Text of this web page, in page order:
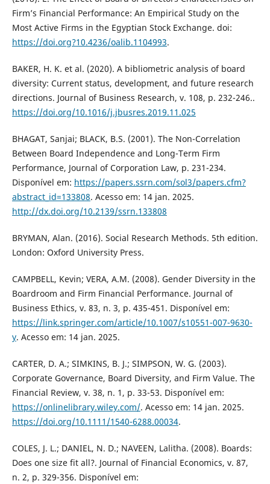
Firm’s Financial Performance: An Empirical Study on the
Most Active Firms in the Egyptian Stock Exchange. doi:
https://doi.org?10.4236/oalib.1104993.
BAKER, H. K. et al. (2020). A bibliometric analysis of board
diversity: Current status, development, and future research
directions. Journal of Business Research, v. 108, p. 232-246..
https://doi.org/10.1016/j.jbusres.2019.11.025
BHAGAT, Sanjai; BLACK, B.S. (2001). The Non-Correlation
Between Board Independence and Long-Term Firm
Performance, Journal of Corporation Law, p. 231-234.
Disponível em: https://papers.ssrn.com/sol3/papers.cfm?
abstract_id=133808. Acesso em: 14 jan. 2025.
http://dx.doi.org/10.2139/ssrn.133808
BRYMAN, Alan. (2016). Social Research Methods. 5th edition.
London: Oxford University Press.
CAMPBELL, Kevin; VERA, A.M. (2008). Gender Diversity in the
Boardroom and Firm Financial Performance. Journal of
Business Ethics, v. 83, n. 3, p. 435-451. Disponível em:
https://link.springer.com/article/10.1007/s10551-007-9630-
y. Acesso em: 14 jan. 2025.
CARTER, D. A.; SIMKINS, B. J.; SIMPSON, W. G. (2003).
Corporate Governance, Board Diversity, and Firm Value. The
Financial Review, v. 38, n. 1, p. 33-53. Disponível em:
https://onlinelibrary.wiley.com/. Acesso em: 14 jan. 2025.
https://doi.org/10.1111/1540-6288.00034.
COLES, J. L.; DANIEL, N. D.; NAVEEN, Lalitha. (2008). Boards:
Does one size fit all?. Journal of Financial Economics, v. 87,
n. 2, p. 329-356. Disponível em: